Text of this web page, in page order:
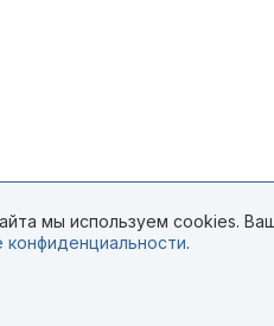
мы используем cookies.
конфиденциальности.